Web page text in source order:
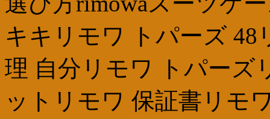
キキリモワ トパーズ
理 自分リモワ トパーズ
ットリモワ 保証書リモ